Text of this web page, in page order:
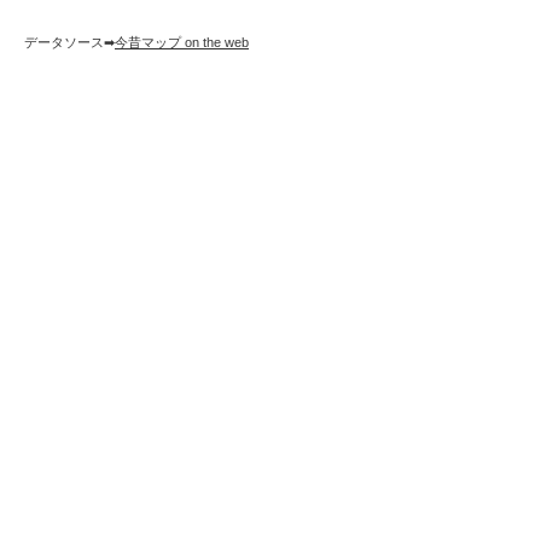
データソース➡︎今昔マップ on the web